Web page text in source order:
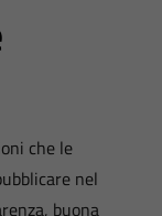
che le
nel
buona